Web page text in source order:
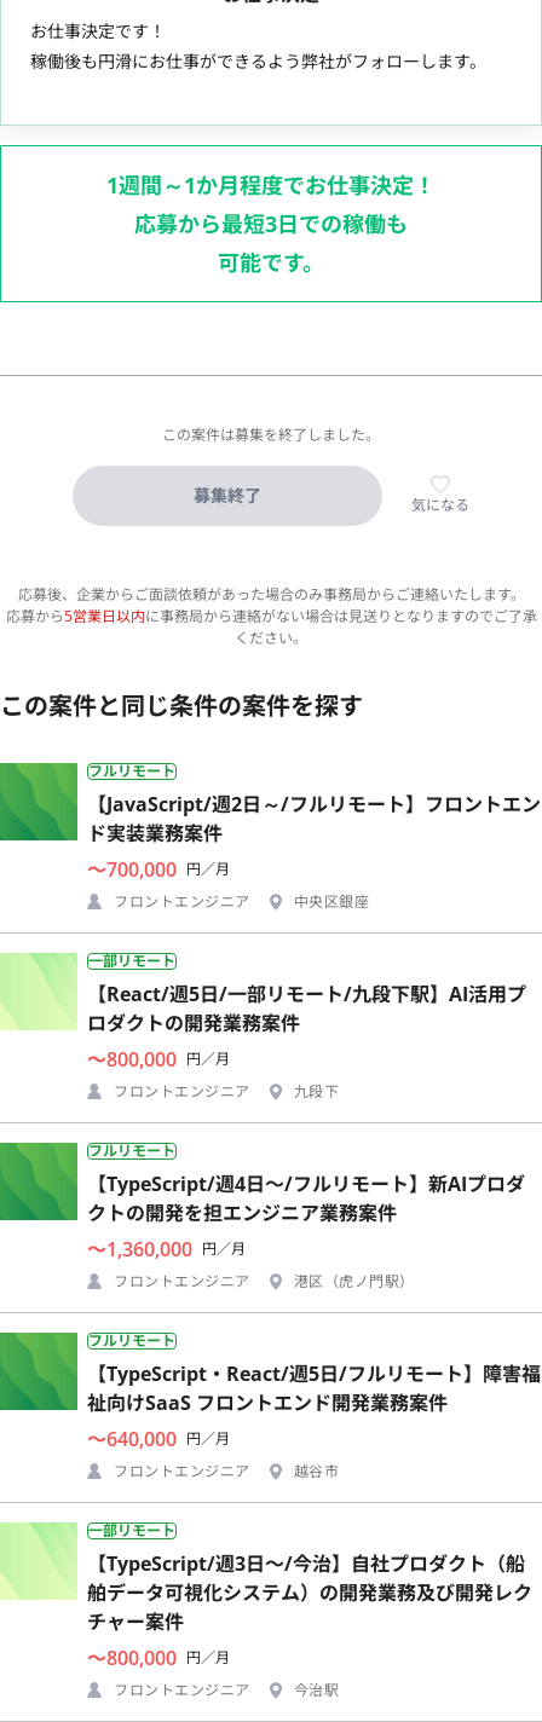
お仕事決定です！
稼働後も円滑にお仕事ができるよう弊社がフォローします。
1週間～1か月程度でお仕事決定！
応募から最短3日での稼働も
可能です。
この案件は募集を終了しました。
募集終了 気になる
応募後、企業からご面談依頼があった場合のみ事務局からご連絡いたします。
応募から5営業日以内に事務局から連絡がない場合は見送りとなりますのでご了承
ください。
この案件と同じ条件の案件を探す
フルリモート
【JavaScript/週2日～/フルリモート】フロントエン
ド実装業務案件
〜700,000 円／月
フロントエンジニア
中央区銀座
一部リモート
【React/週5日/一部リモート/九段下駅】AI活用プ
ロダクトの開発業務案件
〜800,000 円／月
フロントエンジニア
九段下
フルリモート
【TypeScript/週4日〜/フルリモート】新AIプロダ
クトの開発を担エンジニア業務案件
〜1,360,000 円／月
フロントエンジニア
港区（虎ノ門駅）
フルリモート
【TypeScript・React/週5日/フルリモート】障害福
祉向けSaaS フロントエンド開発業務案件
〜640,000 円／月
フロントエンジニア
越谷市
一部リモート
【TypeScript/週3日〜/今治】自社プロダクト（船
舶データ可視化システム）の開発業務及び開発レク
チャー案件
〜800,000 円／月
フロントエンジニア
今治駅